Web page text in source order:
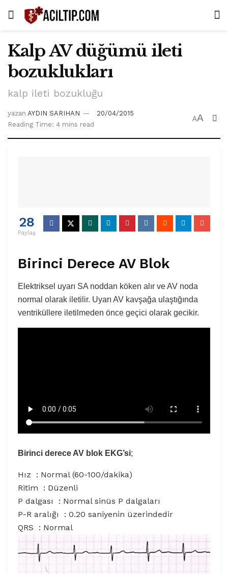
Kalp AV düğümü ileti
bozuklukları
kalp ileti bozukluğu
yazan AYDIN SARIHAN
20/04/2015
Reading Time: 4 mins read
AA
28
Paylaş
Birinci Derece AV Blok
Elektriksel uyarı SA noddan köken alır ve AV noda
normal olarak iletilir. Uyarı AV kavşağa ulaştığında
ventriküllere iletilmeden önce geçici olarak gecikir.
Birinci derece AV blok EKG’si;
Hız : Normal (60-100/dakika)
Ritim : Düzenli
P dalgası : Normal sinüs P dalgaları
P-R aralığı : 0.20 saniyenin üzerindedir
QRS : Normal